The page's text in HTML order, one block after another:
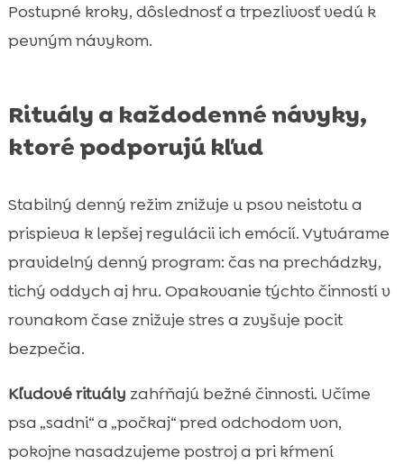
Postupné kroky, dôslednosť a trpezlivosť vedú k
pevným návykom.
Rituály a každodenné návyky,
ktoré podporujú kľud
Stabilný denný režim znižuje u psov neistotu a
prispieva k lepšej regulácii ich emócií. Vytvárame
pravidelný denný program: čas na prechádzky,
tichý oddych aj hru. Opakovanie týchto činností v
rovnakom čase znižuje stres a zvyšuje pocit
bezpečia.
Kľudové rituály zahŕňajú bežné činnosti. Učíme
psa „sadni“ a „počkaj“ pred odchodom von,
pokojne nasadzujeme postroj a pri kŕmení